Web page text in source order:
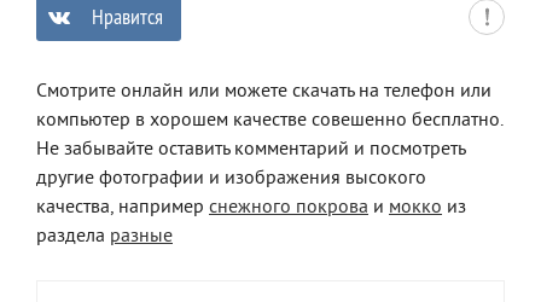
Нравится
Смотрите онлайн или можете скачать на телефон или
компьютер в хорошем качестве совешенно бесплатно.
Не забывайте оставить комментарий и посмотреть
другие фотографии и изображения высокого
качества, например снежного покрова и мокко из
раздела разные